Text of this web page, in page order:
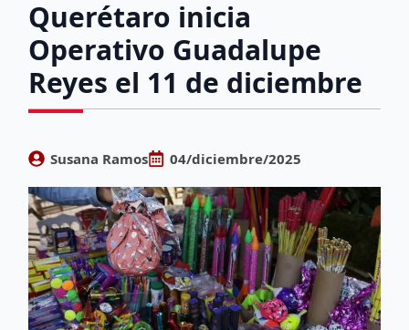
Querétaro inicia
Operativo Guadalupe
Reyes el 11 de diciembre
Susana Ramos 04/diciembre/2025